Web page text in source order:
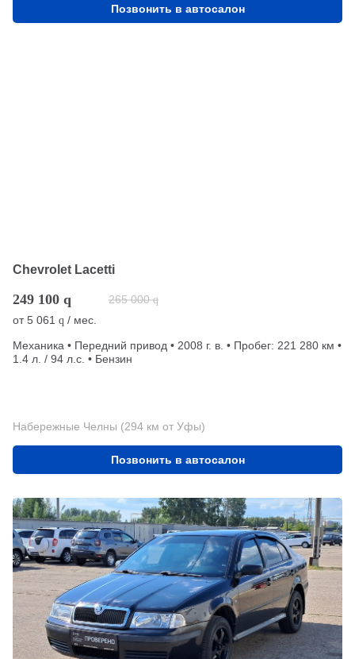
Позвонить в автосалон
Chevrolet Lacetti
249 100 q 265 000 q
от5 061 q / мес.
Механика • Передний привод • 2008 г. в. • Пробег: 221 280 км •
1.4 л. / 94 л.с. • Бензин
Набережные Челны (294 км от Уфы)
Позвонить в автосалон